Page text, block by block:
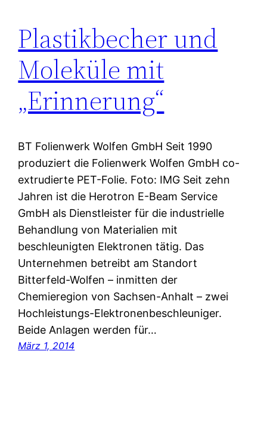
Plastikbecher und
Moleküle mit
„Erinnerung“
BT Folienwerk Wolfen GmbH Seit 1990
produziert die Folienwerk Wolfen GmbH co-
extrudierte PET-Folie. Foto: IMG Seit zehn
Jahren ist die Herotron E-Beam Service
GmbH als Dienstleister für die industrielle
Behandlung von Materialien mit
beschleunigten Elektronen tätig. Das
Unternehmen betreibt am Standort
Bitterfeld-Wolfen – inmitten der
Chemieregion von Sachsen-Anhalt – zwei
Hochleistungs-Elektronenbeschleuniger.
Beide Anlagen werden für…
März 1, 2014